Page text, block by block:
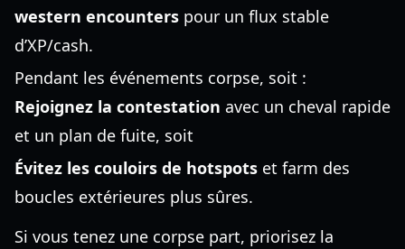
western encounters pour un flux stable
d’XP/cash.
Pendant les événements corpse, soit :
Rejoignez la contestation avec un cheval rapide
et un plan de fuite, soit
Évitez les couloirs de hotspots et farm des
boucles extérieures plus sûres.
Si vous tenez une corpse part, priorisez la